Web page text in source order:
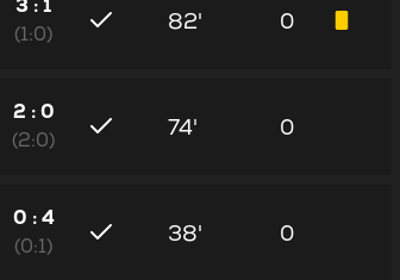
3 : 1
(1:0)
82' 0
2 : 0
(2:0)
74' 0
0 : 4
(0:1)
38' 0